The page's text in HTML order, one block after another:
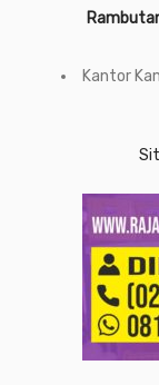
Kantor